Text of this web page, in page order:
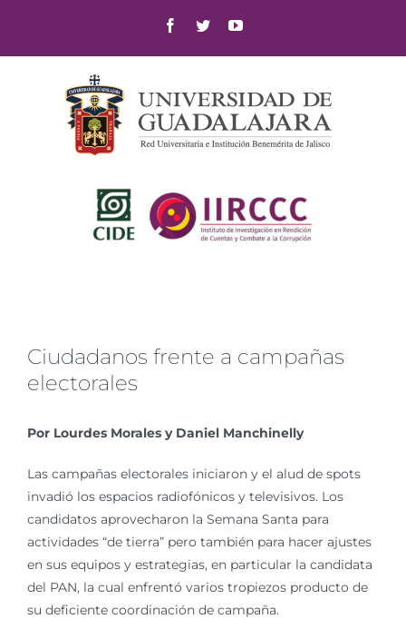
content
Facebook
TwitterYouTube
Ciudadanos frente a campañas
electorales
Por Lourdes Morales y Daniel Manchinelly
Las campañas electorales iniciaron y el alud de spots
invadió los espacios radiofónicos y televisivos. Los
candidatos aprovecharon la Semana Santa para
actividades “de tierra” pero también para hacer ajustes
en sus equipos y estrategias, en particular la candidata
del PAN, la cual enfrentó varios tropiezos producto de
su deficiente coordinación de campaña.